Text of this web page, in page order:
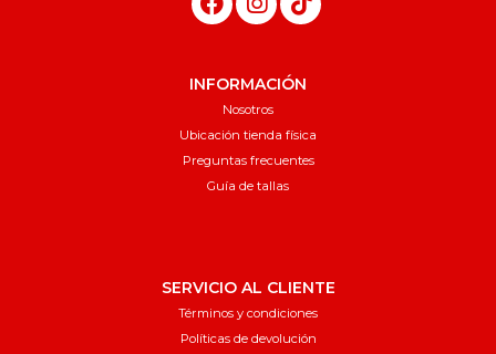
INFORMACIÓN
Nosotros
Ubicación tienda física
Preguntas frecuentes
Guía de tallas
SERVICIO AL CLIENTE
Términos y condiciones
Políticas de devolución